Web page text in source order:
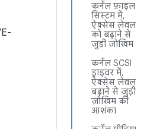
कर्नेल फ़ाइल
सिस्टम में,
ऐक्सेस लेवल
को बढ़ाने से
जुड़ी जोखिम
कर्नेल SCSI
ड्राइवर में,
ऐक्सेस लेवल
बढ़ाने से जुड़ी
जोखिम की
आशंका